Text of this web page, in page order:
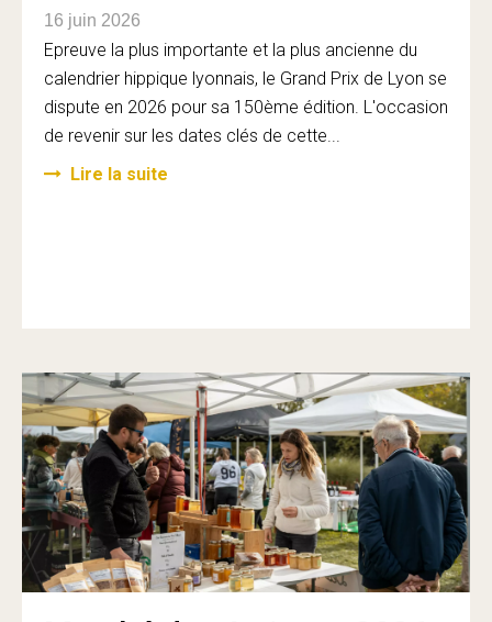
16 juin 2026
Epreuve la plus importante et la plus ancienne du
calendrier hippique lyonnais, le Grand Prix de Lyon se
dispute en 2026 pour sa 150ème édition. L'occasion
de revenir sur les dates clés de cette...
Lire la suite